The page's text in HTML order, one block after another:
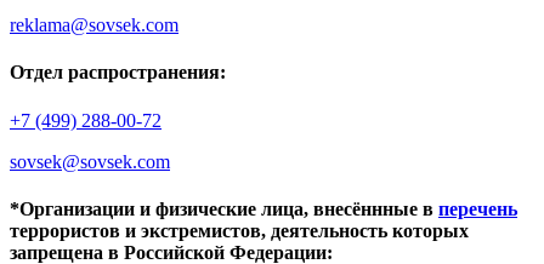
reklama@sovsek.com
Отдел распространения:
+7 (499) 288-00-72
sovsek@sovsek.com
*Организации и физические лица, внесённные в перечень
террористов и экстремистов, деятельность которых
запрещена в Российской Федерации: